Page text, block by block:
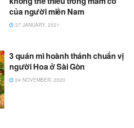
của người miền Nam
27 JANUARY, 2021
3 quán mì hoành thánh chuẩn vị
người Hoa ở Sài Gòn
24 NOVEMBER, 2020